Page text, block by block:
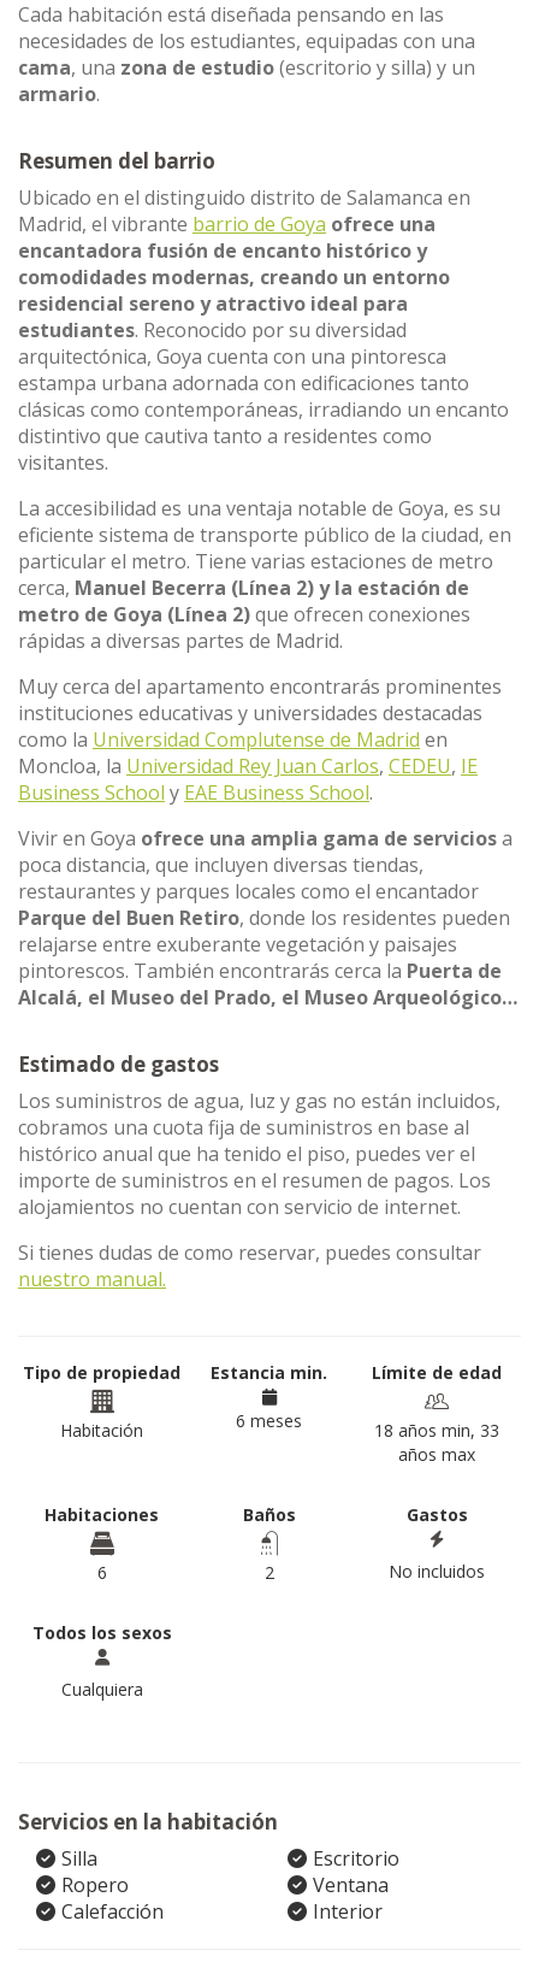
Cada habitación está diseñada pensando en las
necesidades de los estudiantes, equipadas con una
cama, una zona de estudio(escritorio y silla) y un
armario.
Resumen del barrio
Ubicado en el distinguido distrito de Salamanca en
Madrid, el vibrante barrio de Goya ofrece una
encantadora fusión de encanto histórico y
comodidades modernas, creando un entorno
residencial sereno y atractivo ideal para
estudiantes. Reconocido por su diversidad
arquitectónica, Goya cuenta con una pintoresca
estampa urbana adornada con edificaciones tanto
clásicas como contemporáneas, irradiando un encanto
distintivo que cautiva tanto a residentes como
visitantes.
La accesibilidad es una ventaja notable de Goya, es su
eficiente sistema de transporte público de la ciudad, en
particular el metro. Tiene varias estaciones de metro
cerca, Manuel Becerra (Línea 2) y la estación de
metro de Goya (Línea 2)que ofrecen conexiones
rápidas a diversas partes de Madrid.
Muy cerca del apartamento encontrarás prominentes
instituciones educativas y universidades destacadas
como la Universidad Complutense de Madrid en
Moncloa, la Universidad Rey Juan Carlos, CEDEU, IE
Business School y EAE Business School.
Vivir en Goya ofrece una amplia gama de serviciosa
poca distancia, que incluyen diversas tiendas,
restaurantes y parques locales como el encantador
Parque del Buen Retiro, donde los residentes pueden
relajarse entre exuberante vegetación y paisajes
pintorescos. También encontrarás cerca la Puerta de
Alcalá, el Museo del Prado, el Museo Arqueológico…
Estimado de gastos
Los suministros de agua, luz y gas no están incluidos,
cobramos una cuota fija de suministros en base al
histórico anual que ha tenido el piso, puedes ver el
importe de suministros en el resumen de pagos. Los
alojamientos no cuentan con servicio de internet.
Si tienes dudas de como reservar, puedes consultar
nuestro manual.
Tipo de propiedad
Habitación
Estancia min.
6 meses
Límite de edad
18 años min, 33
años max
Habitaciones
6
Baños
2
Gastos
No incluidos
Todos los sexos
Cualquiera
Servicios en la habitación
Silla
Escritorio
Ropero
Ventana
Calefacción
Interior